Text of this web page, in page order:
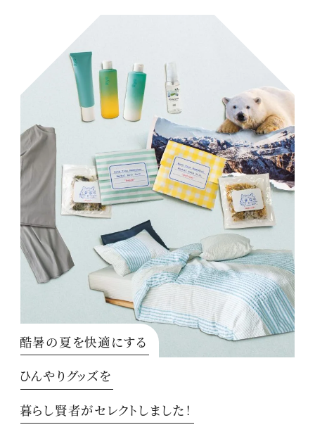
酷暑の夏を快適にする
ひんやりグッズを
暮らし賢者がセレクトしました！